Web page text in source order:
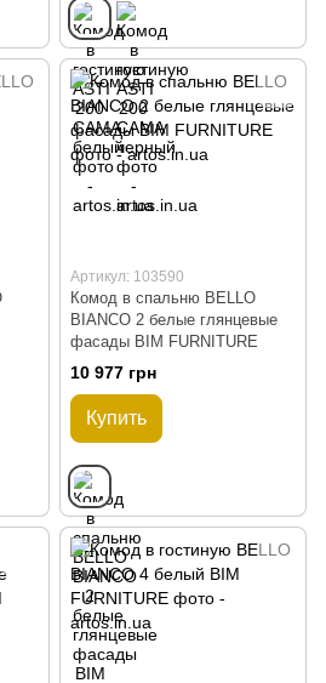
Артикул: 103590
Комод в спальню BELLO
BIANCO 2 белые глянцевые
фасады BIM FURNITURE
10 977 грн
Купить